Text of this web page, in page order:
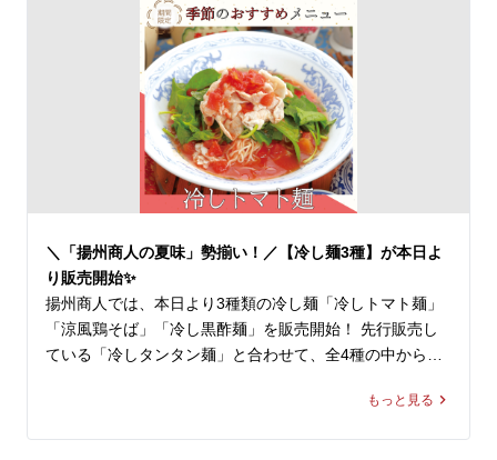
皆様のご来店を、中国ラーメン揚州商人 新橋店スタッフ
一同、心よりお待ちしております。
✨まる得ランチセット内容
下記3種類のセットからお選びください
・ラーメン＋ランチ杏仁
・ラーメン＋ランチ炒飯
・ラーメン＋ランチ炒飯・ランチ杏仁
🍜選べるラーメン
定番ラーメン10品からお選びいただけます
・スーラータンメン
・タンタン麺
・各種ワンタン麺
・野菜ラーメン等
一部店舗で取り扱い中の「週替わりランチ」も同様に延
長！
＼「揚州商人の夏味」勢揃い！／【冷し麺3種】が本日よ
り販売開始✨
揚州商人では、本日より3種類の冷し麺「冷しトマト麺」
「涼風鶏そば」「冷し黒酢麺」を販売開始！ 先行販売し
ている「冷しタンタン麺」と合わせて、全4種の中から、
もっと見る